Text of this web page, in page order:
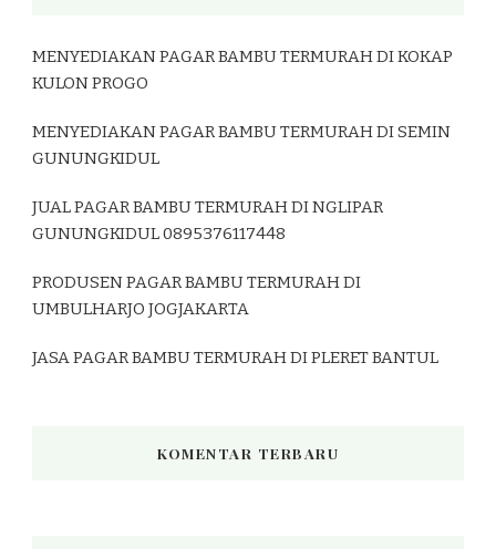
MENYEDIAKAN PAGAR BAMBU TERMURAH DI KOKAP
KULON PROGO
MENYEDIAKAN PAGAR BAMBU TERMURAH DI SEMIN
GUNUNGKIDUL
JUAL PAGAR BAMBU TERMURAH DI NGLIPAR
GUNUNGKIDUL 0895376117448
PRODUSEN PAGAR BAMBU TERMURAH DI
UMBULHARJO JOGJAKARTA
JASA PAGAR BAMBU TERMURAH DI PLERET BANTUL
KOMENTAR TERBARU